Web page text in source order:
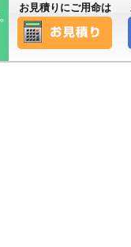
お見積りにご用命は